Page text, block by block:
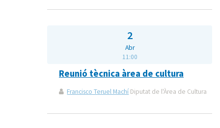
2
Abr
11:00
Reunió tècnica àrea de cultura
Francisco Teruel Machí Diputat de l'Àrea de Cultura